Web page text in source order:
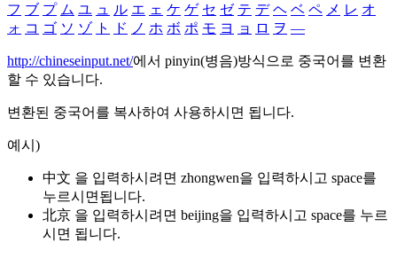
フ ブ プ ム ユ ュ ル エ ェ ケ ゲ セ ゼ テ デ ヘ ベ ペ メ レ オ
ォ コ ゴ ソ ゾ ト ド ノ ホ ボ ポ モ ヨ ョ ロ ヲ ―
http://chineseinput.net/에서 pinyin(병음)방식으로 중국어를 변환
할 수 있습니다.
변환된 중국어를 복사하여 사용하시면 됩니다.
예시)
中文 을 입력하시려면 zhongwen을 입력하시고 space를
누르시면됩니다.
北京 을 입력하시려면 beijing을 입력하시고 space를 누르
시면 됩니다.